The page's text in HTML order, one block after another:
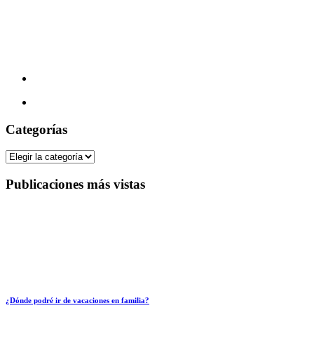
Categorías
Categorías
Publicaciones más vistas
¿Dónde podré ir de vacaciones en familia?